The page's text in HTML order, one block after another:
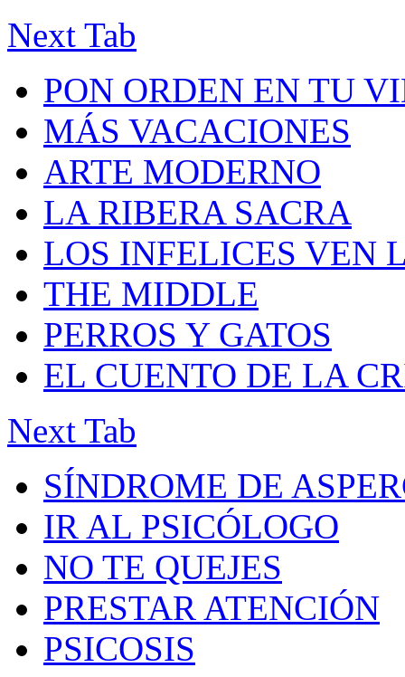
Next Tab
PON ORDEN EN TU
MÁS VACACIONES
ARTE MODERNO
LA RIBERA SACRA
LOS INFELICES VEN
THE MIDDLE
PERROS Y GATOS
EL CUENTO DE LA
Next Tab
SÍNDROME DE
IR AL PSICÓLOGO
NO TE QUEJES
PRESTAR ATENCIÓN
PSICOSIS